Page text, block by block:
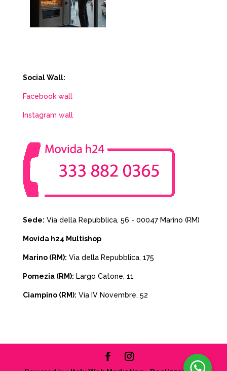
Social Wall:
Facebook wall
Instagram wall
Sede: Via della Repubblica, 56 - 00047 Marino (RM)
Movida h24 Multishop
Marino (RM): Via della Repubblica, 175
Pomezia (RM): Largo Catone, 11
Ciampino (RM): Via IV Novembre, 52